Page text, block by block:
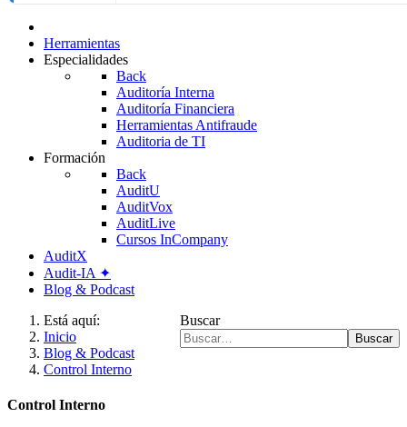
Herramientas
Especialidades
Back
Auditoría Interna
Auditoría Financiera
Herramientas Antifraude
Auditoria de TI
Formación
Back
AuditU
AuditVox
AuditLive
Cursos InCompany
AuditX
Audit-IA ✦
Blog & Podcast
Buscar
Buscar
Está aquí:
Inicio
Blog & Podcast
Control Interno
Control Interno